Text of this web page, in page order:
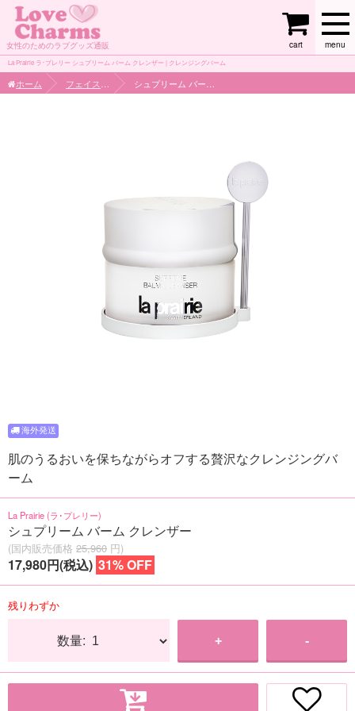
女性のためのラブグッズ通販 menu
cart
La Prairie ラ･プレリー シュプリーム バーム クレンザー | クレンジングバーム
ホーム
肌のうるおいを保ちながらオフする贅沢なクレンジングバ
ーム
La Prairie (ラ･プレリー)
シュプリーム バーム クレンザー
(国内販売価格 25,960 円)
17,980円(税込) 31% OFF
残りわずか
数量: + -